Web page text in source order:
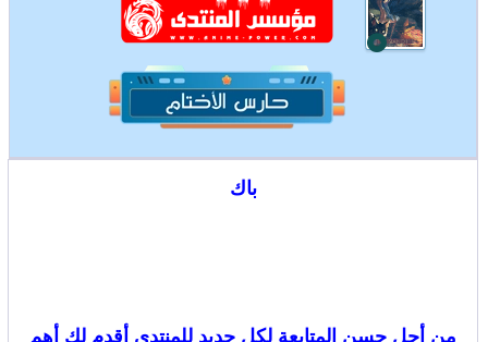
باك
من أجل حسن المتابعة لكل جديد للمنتدى أقدم لك أهم